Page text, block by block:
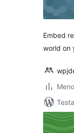
Embed
world on